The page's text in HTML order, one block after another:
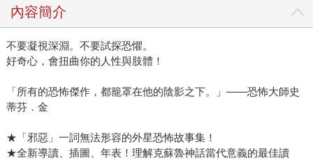
內容簡介
不要凝視深淵。不要試探恐懼。
好奇心，會扭曲你的人性與肢體！
「所有的恐怖傑作，都籠罩在他的陰影之下。」――恐怖大師史
蒂芬．金
★「邪惡」一詞無法形容的外星恐怖故事集！
★全新導讀、插圖、年表！理解克蘇魯神話當代意義的最佳讀